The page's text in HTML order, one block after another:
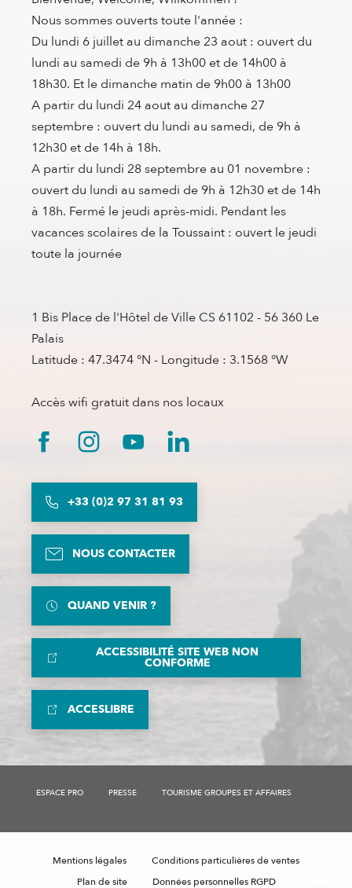
Nous sommes ouverts toute l'année :
Du lundi 6 juillet au dimanche 23 aout : ouvert du
lundi au samedi de 9h à 13h00 et de 14h00 à
18h30. Et le dimanche matin de 9h00 à 13h00
A partir du lundi 24 aout au dimanche 27
septembre : ouvert du lundi au samedi, de 9h à
12h30 et de 14h à 18h.
A partir du lundi 28 septembre au 01 novembre :
ouvert du lundi au samedi de 9h à 12h30 et de 14h
à 18h. Fermé le jeudi après-midi. Pendant les
vacances scolaires de la Toussaint : ouvert le jeudi
toute la journée
1 Bis Place de l'Hôtel de Ville CS 61102 - 56 360 Le
Palais
Latitude : 47.3474 °N - Longitude : 3.1568 °W
Accès wifi gratuit dans nos locaux
+33 (0)2 97 31 81 93
NOUS CONTACTER
QUAND VENIR ?
ACCESSIBILITÉ SITE WEB NON
CONFORME
ACCESLIBRE
ESPACE PRO PRESSE TOURISME GROUPES ET AFFAIRES
Mentions légales
Conditions particulières de ventes
Plan de site
Données personnelles RGPD